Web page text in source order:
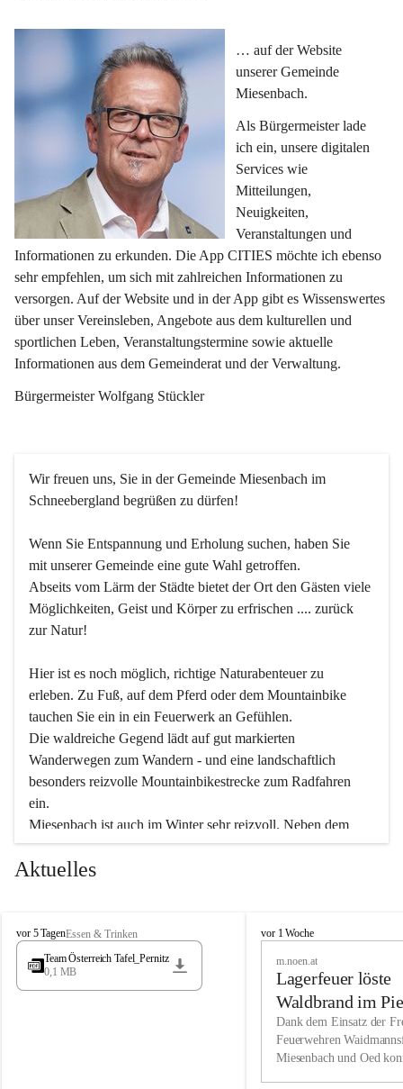
… auf der Website
unserer Gemeinde
Miesenbach.
Als Bürgermeister lade
ich ein, unsere digitalen
Services wie
Mitteilungen,
Neuigkeiten,
Veranstaltungen und
Informationen zu erkunden. Die App CITIES möchte ich ebenso
sehr empfehlen, um sich mit zahlreichen Informationen zu
versorgen. Auf der Website und in der App gibt es Wissenswertes
über unser Vereinsleben, Angebote aus dem kulturellen und
sportlichen Leben, Veranstaltungstermine sowie aktuelle
Informationen aus dem Gemeinderat und der Verwaltung.
Bürgermeister Wolfgang Stückler
Wir freuen uns, Sie in der Gemeinde Miesenbach im
Schneebergland begrüßen zu dürfen!
Wenn Sie Entspannung und Erholung suchen, haben Sie
mit unserer Gemeinde eine gute Wahl getroffen.
Abseits vom Lärm der Städte bietet der Ort den Gästen viele
Möglichkeiten, Geist und Körper zu erfrischen .... zurück
zur Natur!
Hier ist es noch möglich, richtige Naturabenteuer zu
erleben. Zu Fuß, auf dem Pferd oder dem Mountainbike
tauchen Sie ein in ein Feuerwerk an Gefühlen.
Die waldreiche Gegend lädt auf gut markierten
Wanderwegen zum Wandern - und eine landschaftlich
besonders reizvolle Mountainbikestrecke zum Radfahren
ein.
Miesenbach ist auch im Winter sehr reizvoll. Neben dem
Eisstockschießen gibt es auf dem nahe gelegenen Unterberg
wunderschöne Naturschneepisten, die zum Schifahren oder
vielfältige Angebot unserer Kulturvereine.
Überzeugen Sie sich selbst, dass Sie in Miesenbach sowie
in den Beherbergungsbetrieben, Gaststätten und urigen
Wir kennen Miesenbach als lebens- und liebenswerten Ort.
Tradition und Innovation werden ebenso groß geschrieben
Aktuelles
M
i
s
vor 5 TagenEssen & Trinken
Team Österreich Tafel_Pernitz
0,1 MB
M
h
vor 1 Woche
m.noen.at
Lagerfeuer löste
Waldbrand im
aus
Dank dem Einsatz der
Feuerwehren
Miesenbach und Oed